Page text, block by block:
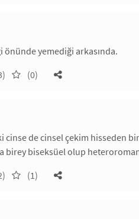
önünde yemediği arkasında.
(0)
cinse de cinsel çekim hisseden
birey biseksüel olup
(1)